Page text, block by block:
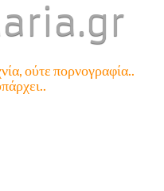
ούτε πορνογραφία..